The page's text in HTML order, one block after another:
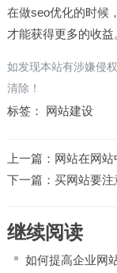
在做seo优化的时候
才能获得更多的收益
如发现本站有涉嫌侵
清除！
标签： 网站建设
上一篇： 网站在网站
下一篇： 买网站要
继续阅读
如何提高企业网